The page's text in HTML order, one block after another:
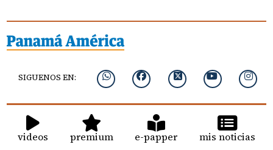
SIGUENOS EN:
videos premium e-papper mis noticias